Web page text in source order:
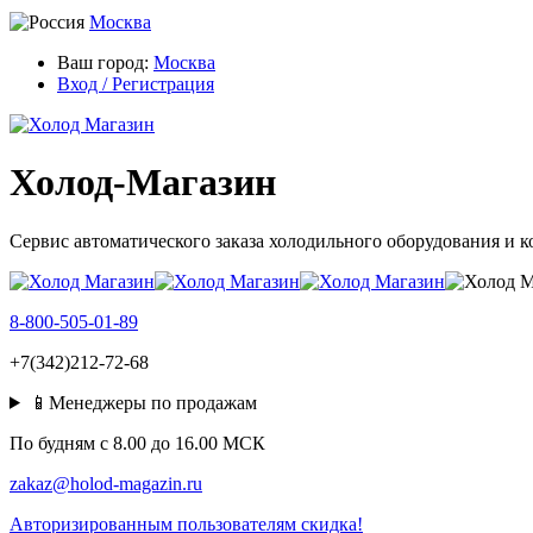
Москва
Ваш город: Москва
Вход / Регистрация
Холод-Магазин
Сервис автоматического заказа холодильного оборудования и
8-800-505-01-89
+7(342)212-72-68
📱Менеджеры по продажам
По будням c 8.00 до 16.00 МСК
zakaz@holod-magazin.ru
Авторизированным пользователям скидка!